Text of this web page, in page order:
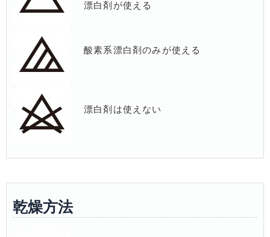
漂白剤が使える
酸素系漂白剤のみが使える
漂白剤は使えない
乾燥方法